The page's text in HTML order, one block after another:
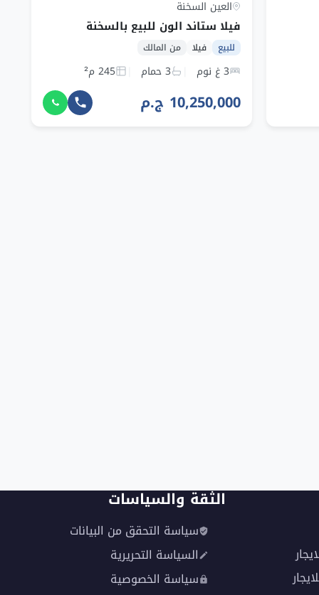
العين السخنة
فيلا ستاند الون للبيع بالسخنة
للبيع فيلا من المالك
3 غ نوم 3 حمام 245 م²
10,250,000 ج.م
الثقة والسياسات
سياسة التحقق من البيانات
السياسة التحريرية
سياسة الخصوصية